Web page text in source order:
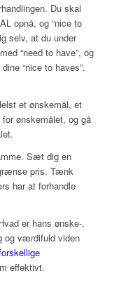
Du skal
opnå, og “nice to
selv, at du under
“need to have”, og
“nice to haves”.
et ønskemål, et
ønskemålet, og gå
Sæt dig en
pris. Tænk
har at forhandle
er hans ønske-,
og værdifuld viden
effektivt.